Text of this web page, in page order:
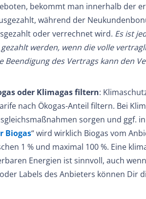
bekommt man innerhalb der
während der
oder verrechnet wird. Es ist
werden, wenn die volle
Beendigung des Vertrags kann den
oder Klimagas filtern:
nach Ökogas-Anteil filtern. Bei
sorgen und ggf.
Biogas“ wird wirklich Biogas vom
1 % und maximal 100 %. Eine
Energien ist sinnvoll, auch
Labels des Anbieters können Dir